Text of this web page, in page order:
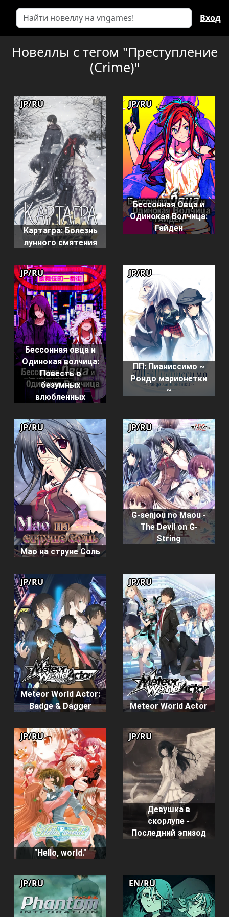
Вход
Новеллы с тегом "Преступление
(Crime)"
Картагра: Болезнь
лунного смятения
JP/RU
Бессонная Овца и
Одинокая Волчица:
Гайден
JP/RU
Бессонная овца и
Одинокая волчица:
Повесть о
безумных
влюбленных
JP/RU
ПП: Пианиссимо ~
Рондо марионетки
~
JP/RU
Мао на струне Соль
JP/RU
G-senjou no Maou -
The Devil on G-
String
JP/RU
Meteor World Actor:
Badge & Dagger
JP/RU
Meteor World Actor
JP/RU
"Hello, world."
JP/RU
Девушка в
скорлупе -
Последний эпизод
JP/RU
JP/RU EN/RU